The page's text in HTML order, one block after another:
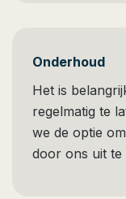
Onderhoud
Het is
regelmatig te
we de optie
door ons uit te